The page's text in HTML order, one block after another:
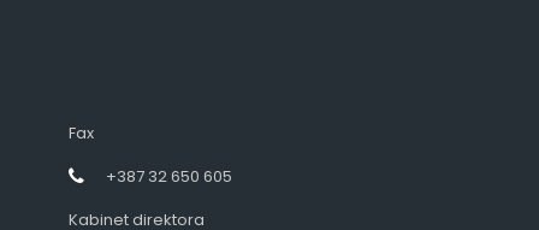
Fax
+387 32 650 605
Kabinet direktora